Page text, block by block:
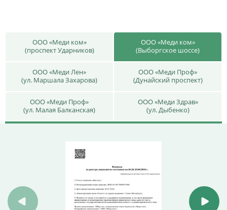
ООО «Меди ком»
(проспект Ударников)
ООО «Меди ком»
(Выборгское шоссе)
ООО «Меди Лен»
(ул. Маршала Захарова)
ООО «Меди Проф»
(Дунайский проспект)
ООО «Меди Проф»
(ул. Малая Балканская)
ООО «Меди Здрав»
(ул. Дыбенко)